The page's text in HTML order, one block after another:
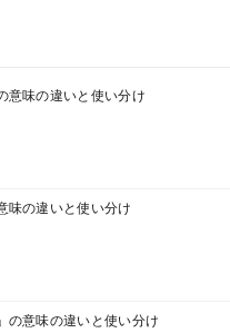
意味の違いと使い分け
味の違いと使い分け
の意味の違いと使い分け